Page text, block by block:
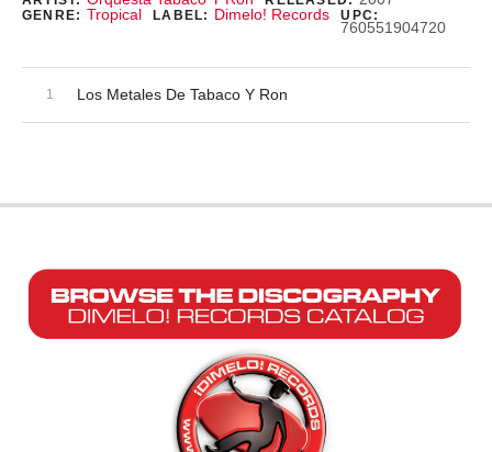
GENRE: Tropical LABEL: Dimelo! Records UPC:
760551904720
Record Tracklist
Los Metales De Tabaco Y Ron